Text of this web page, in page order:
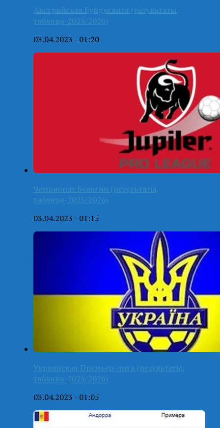
Австрийская Бундеслига (результаты,
таблица-2025/2026)
03.04.2023 - 01:20
Чемпионат Бельгии (результаты,
таблица-2025/2026)
03.04.2023 - 01:15
Украинская Премьер-лига (результаты,
таблица-2025/2026)
03.04.2023 - 01:05